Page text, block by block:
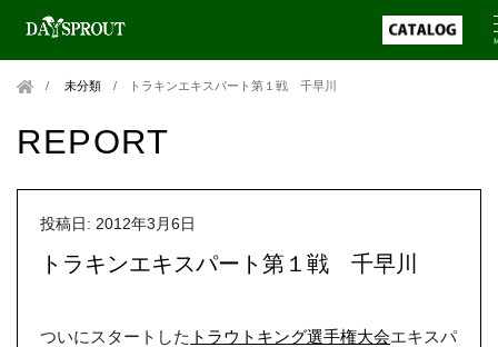
未分類 / トラキンエキスパート第１戦 千早川
REPORT
投稿日: 2012年3月6日
トラキンエキスパート第１戦 千早川
ついにスタートした トラウトキング選手権大会エキスパ